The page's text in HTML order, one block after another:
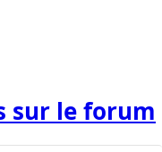
sur le forum